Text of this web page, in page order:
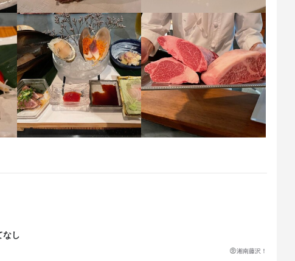
なし
湘南藤沢！
スタッフ 時給：1,250円〜1,300円
時給：1,250円〜
・調理スタッフ 月給：30万円〜35万円
スタッフ 時給：1,300円〜1,713円
・調理スタッフ 月給：30万円〜35万円
スタッフ 時給： 1,300円〜1,713円
・調理スタッフ
・プライム 7F